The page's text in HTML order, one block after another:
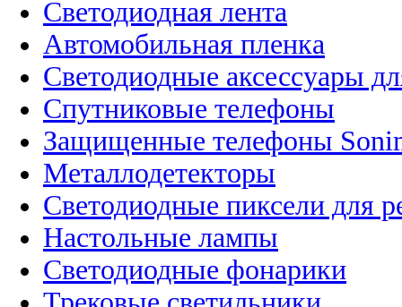
Светодиодная лента
Автомобильная пленка
Светодиодные аксессуары
Спутниковые телефоны
Защищенные телефоны
Металлодетекторы
Светодиодные пиксели для
Настольные лампы
Светодиодные фонарики